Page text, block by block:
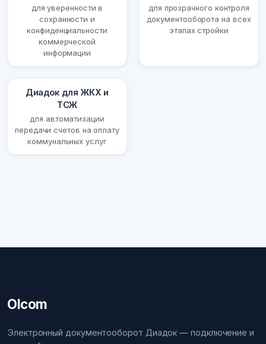
для уверенности в
сохранности и
конфиденциальности
коммерческой
информации
для прозрачного контроля
документооборота на всех
этапах стройки
Диадок для ЖКХ и
ТСЖ
для автоматизации
передачи счетов на оплату
коммунальных услуг
Olcom
Электронный документооборот Диадок — подключение и